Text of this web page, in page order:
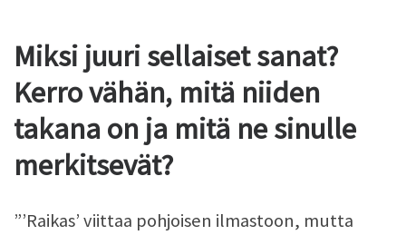
Miksi juuri sellaiset sanat?
Kerro vähän, mitä niiden
takana on ja mitä ne sinulle
merkitsevät?
”’Raikas’ viittaa pohjoisen ilmastoon, mutta